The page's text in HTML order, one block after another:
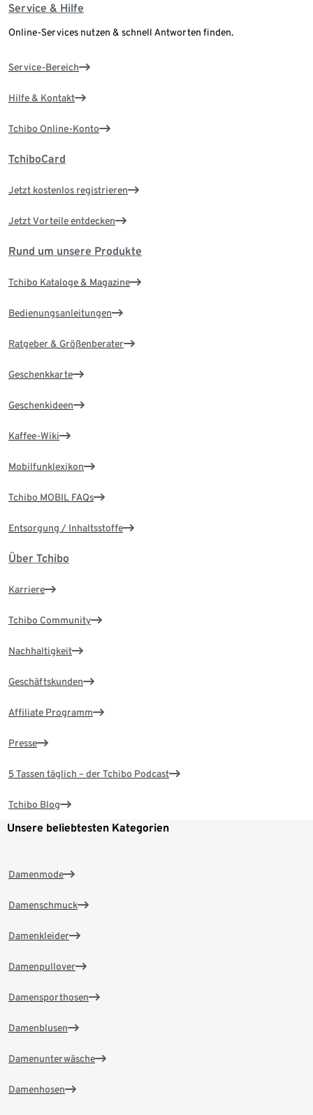
Service & Hilfe
Online-Services nutzen & schnell Antworten finden.
Service-Bereich
Hilfe & Kontakt
Tchibo Online-Konto
TchiboCard
Jetzt kostenlos registrieren
Jetzt Vorteile entdecken
Rund um unsere Produkte
Tchibo Kataloge & Magazine
Bedienungsanleitungen
Ratgeber & Größenberater
Geschenkkarte
Geschenkideen
Kaffee-Wiki
Mobilfunklexikon
Tchibo MOBIL FAQs
Entsorgung / Inhaltsstoffe
Über Tchibo
Karriere
Tchibo Community
Nachhaltigkeit
Geschäftskunden
Affiliate Programm
Presse
5 Tassen täglich – der Tchibo Podcast
Tchibo Blog
Unsere beliebtesten Kategorien
Damenmode
Damenschmuck
Damenkleider
Damenpullover
Damensporthosen
Damenblusen
Damenunterwäsche
Damenhosen